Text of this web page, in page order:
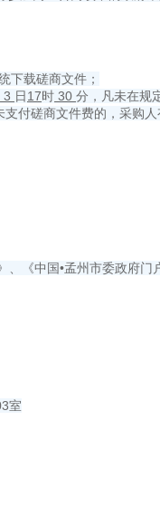
下载磋商文件；
3 日17时 30 分，凡未在规
付磋商文件费的，采购人
《中国•孟州市委政府门
室